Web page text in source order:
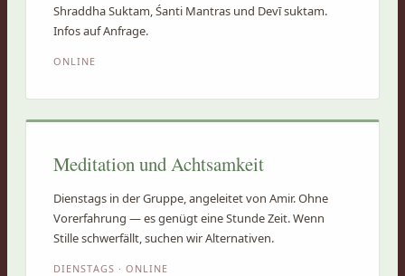
Shraddha Suktam, Śanti Mantras und Devī suktam.
Infos auf Anfrage.
ONLINE
Meditation und Achtsamkeit
Dienstags in der Gruppe, angeleitet von Amir. Ohne
Vorerfahrung — es genügt eine Stunde Zeit. Wenn
Stille schwerfällt, suchen wir Alternativen.
DIENSTAGS · ONLINE